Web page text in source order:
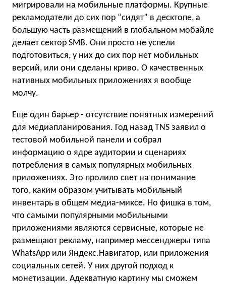
мигрировали на мобильные платформы. Крупные
рекламодатели до сих пор “сидят” в десктопе, а
большую часть размещений в глобальном мобайле
делает сектор SMB. Они просто не успели
подготовиться, у них до сих пор нет мобильных
версий, или они сделаны криво. О качественных
нативных мобильных приложениях я вообще
молчу.
Еще один барьер - отсутствие понятных измерений
для медиапланирования. Год назад TNS заявил о
тестовой мобильной панели и собрал
информацию о ядре аудитории и сценариях
потребления в самых популярных мобильных
приложениях. Это пролило свет на понимание
того, каким образом учитывать мобильный
инвентарь в общем медиа-миксе. Но фишка в том,
что самыми популярными мобильными
приложениями являются сервисные, которые не
размещают рекламу, например мессенджеры типа
WhatsApp или Яндекс.Навигатор, или приложения
социальных сетей. У них другой подход к
монетизации. Адекватную картину мы сможем